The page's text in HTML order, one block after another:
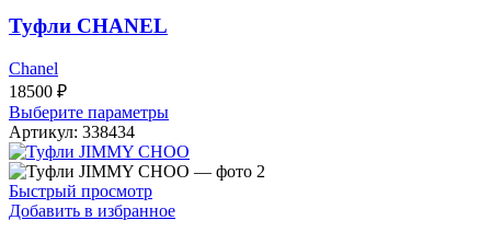
Туфли CHANEL
Chanel
18500 ₽
Выберите параметры
Артикул: 338434
Быстрый просмотр
Добавить в избранное